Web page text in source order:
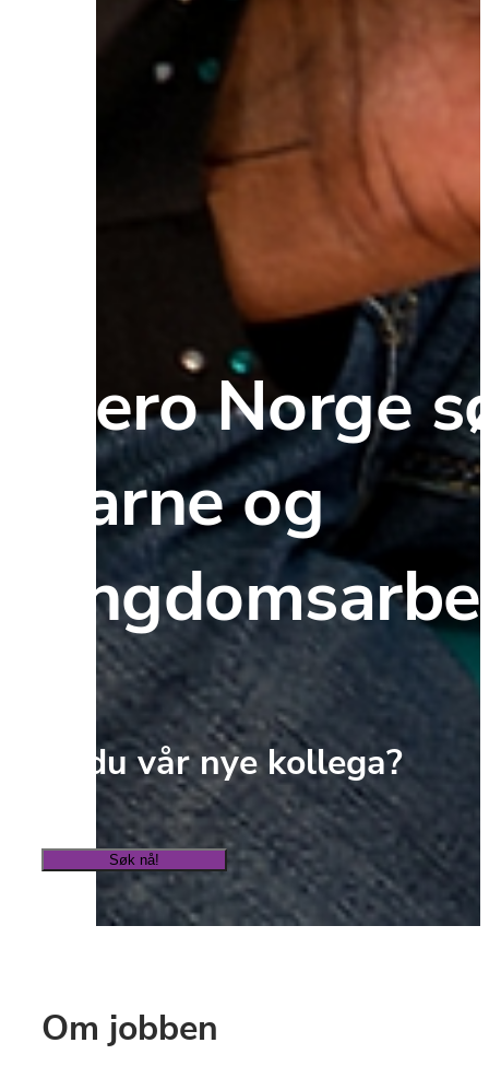
Hero Norge
barne og
Er du vår nye kollega?
Søk nå!
Om jobben